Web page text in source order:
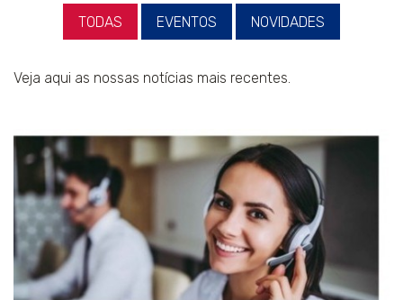
TODAS EVENTOS NOVIDADES
Veja aqui as nossas notícias mais recentes.